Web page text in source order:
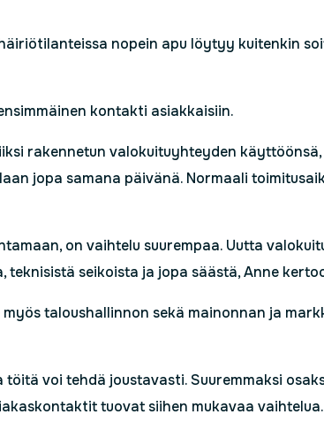
nopein apu löytyy kuitenkin
kontakti asiakkaisiin.
rakennetun valokuituyhteyden
jopa samana päivänä. Normaali
on vaihtelu suurempaa. Uutta
seikoista ja jopa säästä, Anne
taloushallinnon sekä mainonnan ja
voi tehdä joustavasti. Suuremmaksi
tuovat siihen mukavaa